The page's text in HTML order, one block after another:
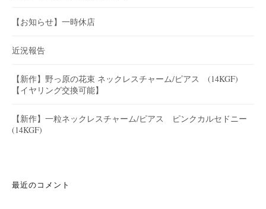
【お知らせ】一時休店
近況報告
【新作】野っ原の花束 ネックレスチャーム/ピアス (14KGF)
【イヤリング交換可能】
【新作】一粒ネックレスチャーム/ピアス ピンクカルセドニー
(14KGF)
最近のコメント